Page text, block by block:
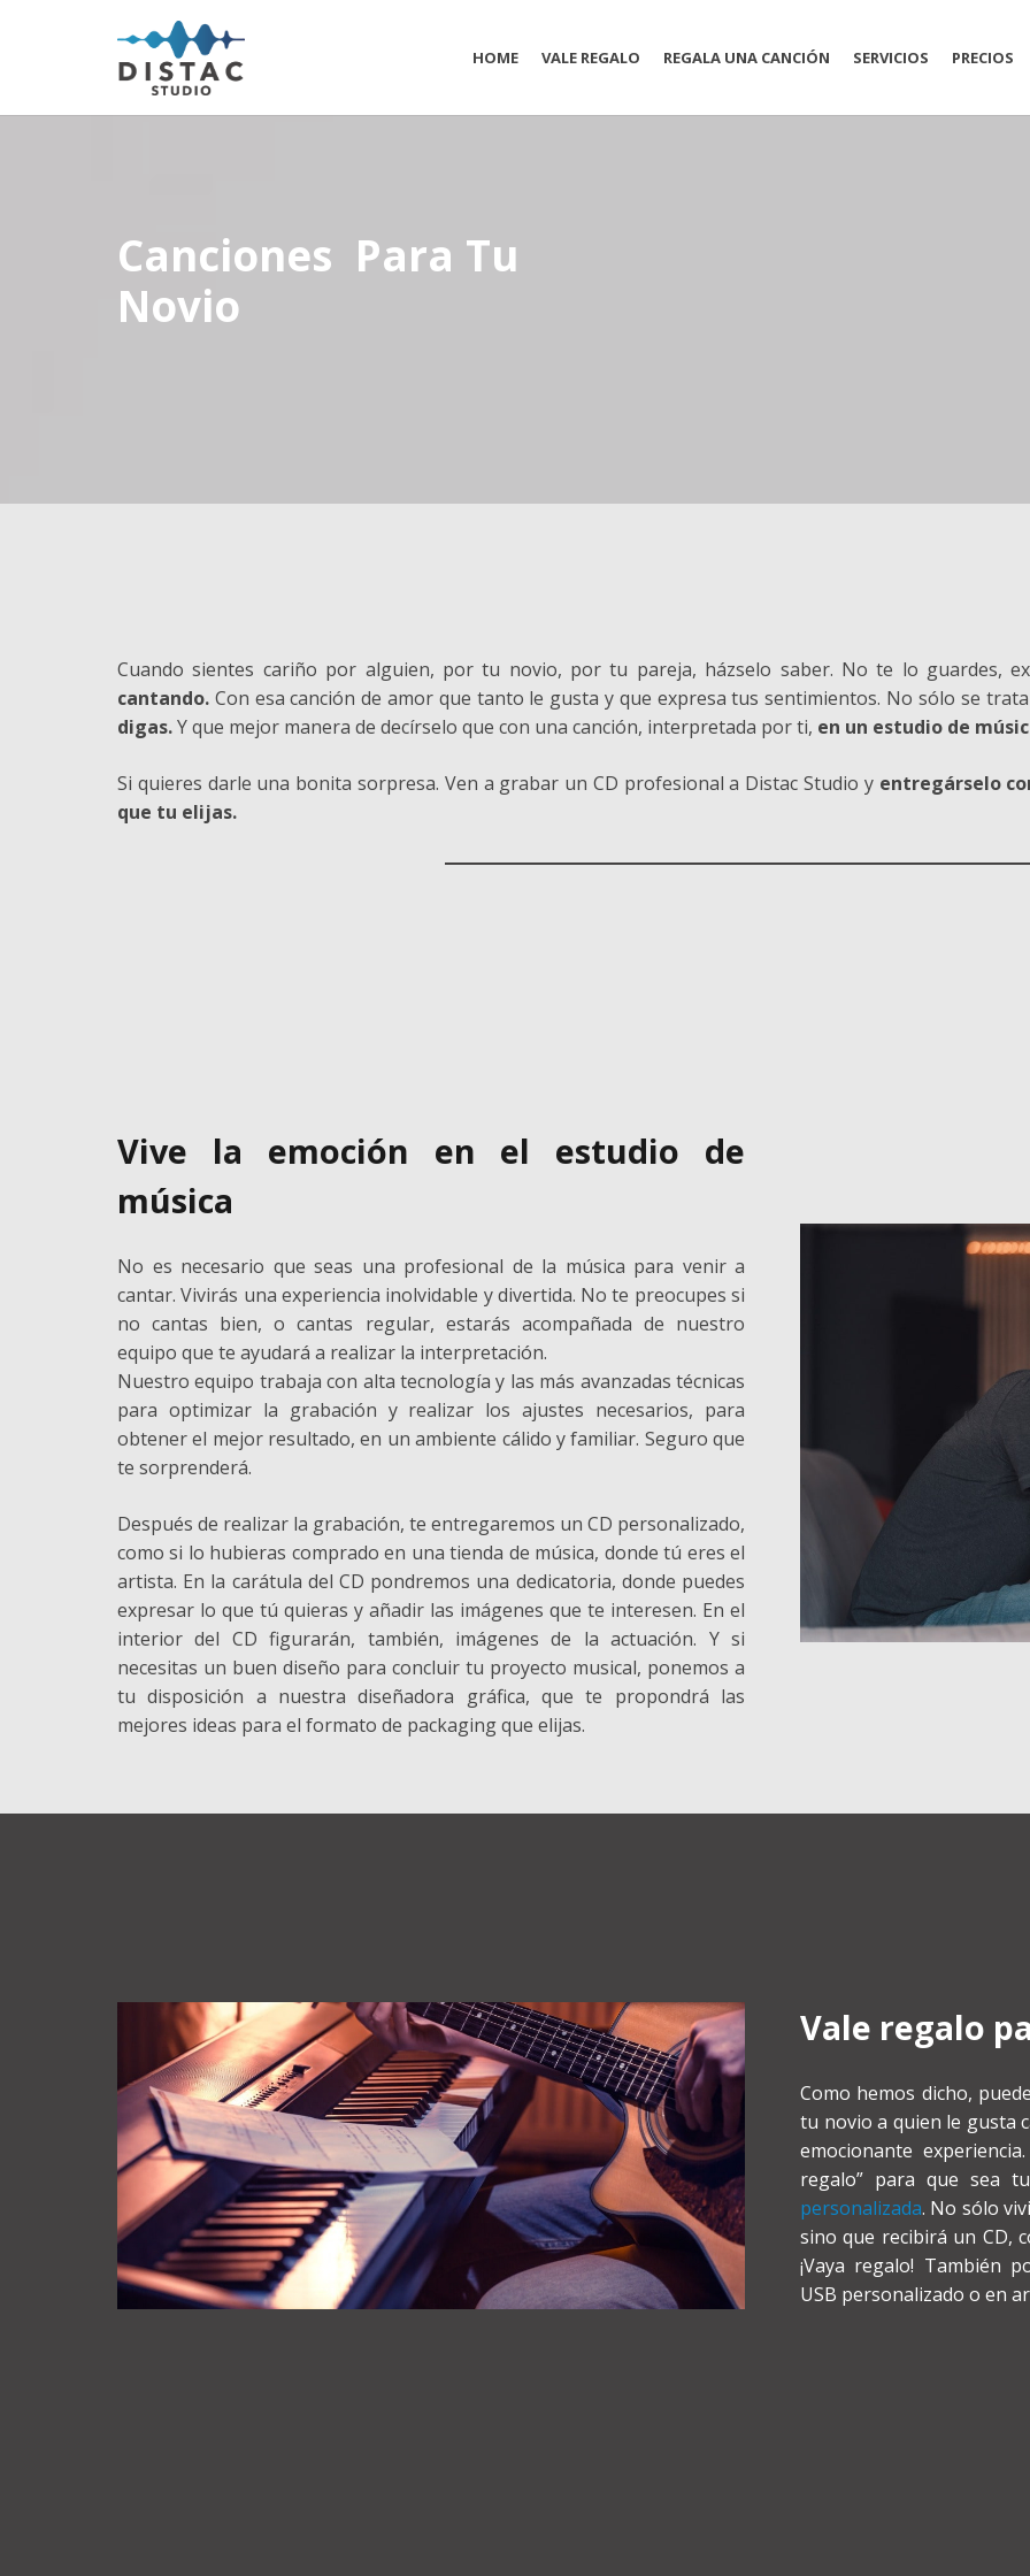
HOME VALE REGALO REGALA UNA CANCIÓN SERVICIOS PRECIOS
Canciones Para Tu
Novio
Cuando sientes cariño por alguien, por tu novio, por tu pareja, házselo saber. No te lo guardes,
cantando. Con esa canción de amor que tanto le gusta y que expresa tus sentimientos. No sólo se
digas.Y que mejor manera de decírselo que con una canción, interpretada por ti, en un estudio de
Si quieres darle una bonita sorpresa. Ven a grabar un CD profesional a Distac Studio y entregárselo
que tu elijas.
Vive la emoción en el estudio de
música
No es necesario que seas una profesional de la música para venir a
cantar. Vivirás una experiencia inolvidable y divertida. No te preocupes si
no cantas bien, o cantas regular, estarás acompañada de nuestro
equipo que te ayudará a realizar la interpretación.
Nuestro equipo trabaja con alta tecnología y las más avanzadas técnicas
para optimizar la grabación y realizar los ajustes necesarios, para
obtener el mejor resultado, en un ambiente cálido y familiar. Seguro que
te sorprenderá.
Después de realizar la grabación, te entregaremos un CD personalizado,
como si lo hubieras comprado en una tienda de música, donde tú eres el
artista. En la carátula del CD pondremos una dedicatoria, donde puedes
expresar lo que tú quieras y añadir las imágenes que te interesen. En el
interior del CD figurarán, también, imágenes de la actuación. Y si
necesitas un buen diseño para concluir tu proyecto musical, ponemos a
tu disposición a nuestra diseñadora gráfica, que te propondrá las
mejores ideas para el formato de packaging que elijas.
Vale regalo
Como hemos dicho,
tu novio a quien le gusta
emocionante
regalo” para que sea
personalizada. No sólo
sino que recibirá un CD,
¡Vaya regalo! También
USB personalizado o en